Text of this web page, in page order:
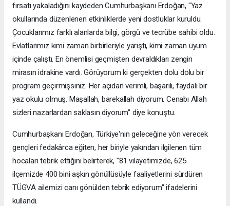
fırsatı yakaladığını kaydeden Cumhurbaşkanı Erdoğan, "Yaz
okullarında düzenlenen etkinliklerde yeni dostluklar kuruldu.
Çocuklarımız farklı alanlarda bilgi, görgü ve tecrübe sahibi oldu.
Evlatlarımız kimi zaman birbirleriyle yarıştı, kimi zaman uyum
içinde çalıştı. En önemlisi geçmişten devraldıkları zengin
mirasın idrakine vardı. Görüyorum ki gerçekten dolu dolu bir
program geçirmişsiniz. Her açıdan verimli, başarılı, faydalı bir
yaz okulu olmuş. Maşallah, barekallah diyorum. Cenabı Allah
sizleri nazarlardan saklasın diyorum" diye konuştu.
Cumhurbaşkanı Erdoğan, Türkiye'nin geleceğine yön verecek
gençleri fedakârca eğiten, her biriyle yakından ilgilenen tüm
hocaları tebrik ettiğini belirterek, "81 vilayetimizde, 625
ilçemizde 400 bini aşkın gönüllüsüyle faaliyetlerini sürdüren
TÜGVA ailemizi canı gönülden tebrik ediyorum" ifadelerini
kullandı.